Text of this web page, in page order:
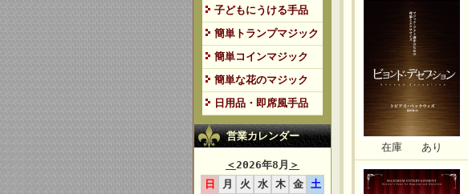
子どもにうける手品
簡単トランプマジック
簡単コインマジック
簡単な花のマジック
日用品・即席風手品
営業カレンダー
＜2026年8月 ＞
日
月 火 水 木 金
土
在庫 あり